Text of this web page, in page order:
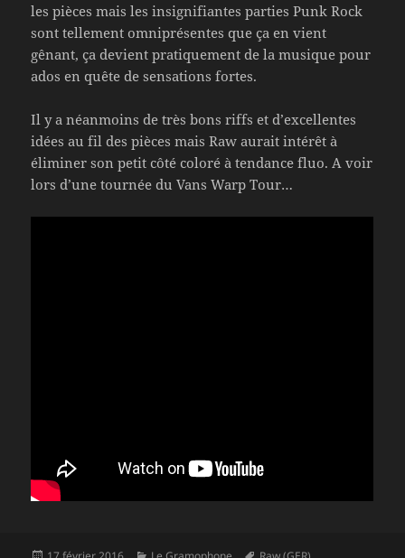
les pièces mais les insignifiantes parties Punk Rock
sont tellement omniprésentes que ça en vient
gênant, ça devient pratiquement de la musique pour
ados en quête de sensations fortes.
Il y a néanmoins de très bons riffs et d’excellentes
idées au fil des pièces mais Raw aurait intérêt à
éliminer son petit côté coloré à tendance fluo. A voir
lors d’une tournée du Vans Warp Tour…
Publié Catégories Mots-